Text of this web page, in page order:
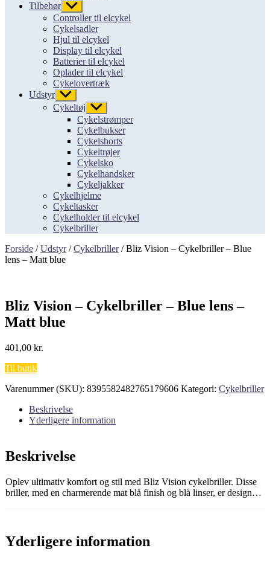
Tilbehør Vis
undermenu
Controller til elcykel
Cykelsadler
Hjul til elcykel
Display til elcykel
Batterier til elcykel
Oplader til elcykel
Cykelovertræk
Udstyr Vis
undermenu
Cykeltøj Vis
undermenu
Cykelstrømper
Cykelbukser
Cykelshorts
Cykeltrøjer
Cykelsko
Cykelhandsker
Cykeljakker
Cykelhjelme
Cykeltasker
Cykelholder til elcykel
Cykelbriller
Forside /Udstyr/Cykelbriller/ Bliz Vision – Cykelbriller – Blue
lens – Matt blue
Bliz Vision – Cykelbriller – Blue lens –
Matt blue
401,00 kr.
Til butik
Varenummer (SKU): 8395582482765179606 Kategori: Cykelbriller
Beskrivelse
Yderligere information
Beskrivelse
Oplev ultimativ komfort og stil med Bliz Vision cykelbriller. Disse
briller, med en charmerende mat blå finish og blå linser, er design…
Yderligere information